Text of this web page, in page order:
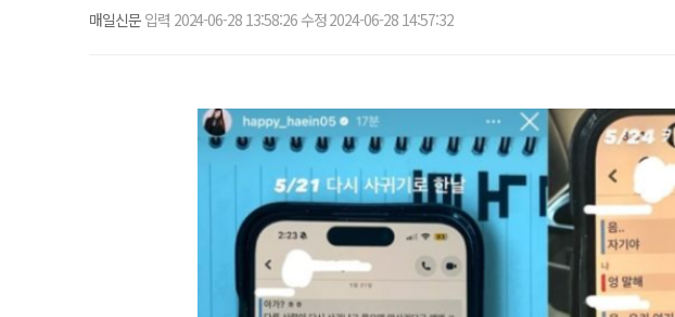
매일신문 입력 2024-06-28 13:58:26 수정 2024-06-28 14:57:32